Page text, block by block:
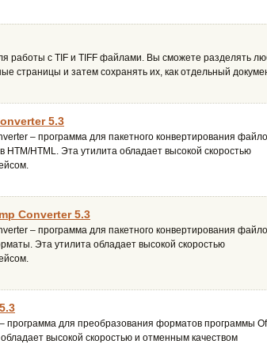
работы с TIF и TIFF файлами. Вы сможете разделять
страницы и затем сохранять их, как отдельный
5.3
– программа для пакетного конвертирования
HTM/HTML. Эта утилита обладает высокой скоростью
Converter 5.3
– программа для пакетного конвертирования
Эта утилита обладает высокой скоростью
программа для преобразования форматов программы
высокой скоростью и отменным качеством